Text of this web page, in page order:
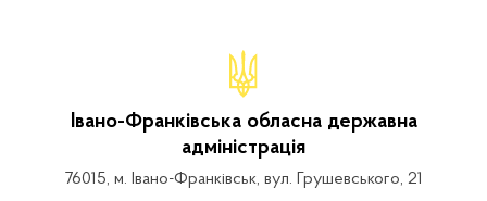
Івано-Франківська обласна державна
адміністрація
76015, м. Івано-Франківськ, вул. Грушевського, 21